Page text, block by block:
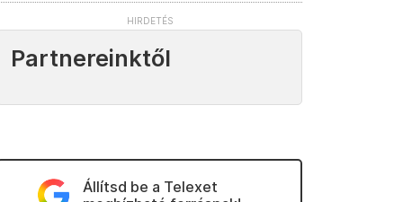
Partnereinktől
Állítsd be a Telexet